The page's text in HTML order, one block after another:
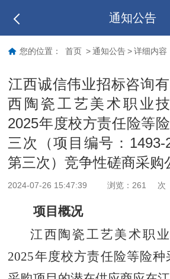
通知公告
您的位置： 首页 > 通知公告 > 详细内容
江西诚信伟业招标咨询
西陶瓷工艺美术职业
2025年度校方责任险等
三次（项目编号：1493-
第三次）竞争性磋商采购
2024-07-26 15:47:39 浏览：261 次
项目概况
江西陶瓷工艺美术职
2025年度校方责任险等险